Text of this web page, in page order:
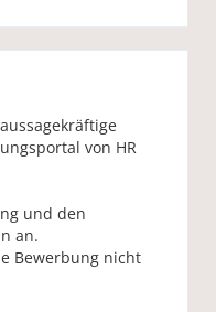
von HR
und den
an.
Bewerbung nicht